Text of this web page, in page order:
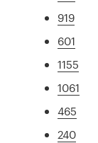
919
601
1155
1061
465
240